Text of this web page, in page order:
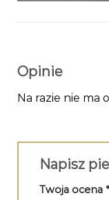
Opinie
Na razie nie ma
Napisz
Twoja ocena *